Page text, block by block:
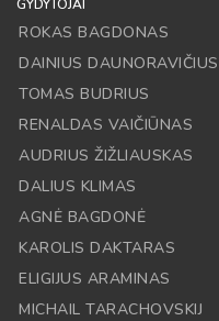
GYDYTOJAI
ROKAS BAGDONAS
DAINIUS DAUNORAVIČIUS
TOMAS BUDRIUS
RENALDAS VAIČIŪNAS
AUDRIUS ŽIŽLIAUSKAS
DALIUS KLIMAS
AGNĖ BAGDONĖ
KAROLIS DAKTARAS
ELIGIJUS ARAMINAS
MICHAIL TARACHOVSKIJ